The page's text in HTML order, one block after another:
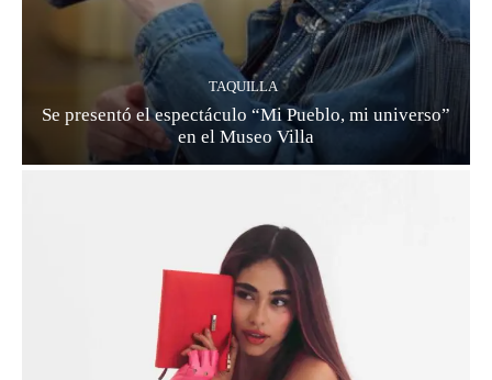
TAQUILLA
Se presentó el espectáculo “Mi Pueblo, mi universo”
en el Museo Villa